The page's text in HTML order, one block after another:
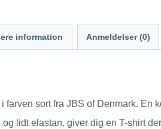
information Anmeldelser (0)
farven sort fra JBS of Denmark.
lidt elastan, giver dig en T-shirt